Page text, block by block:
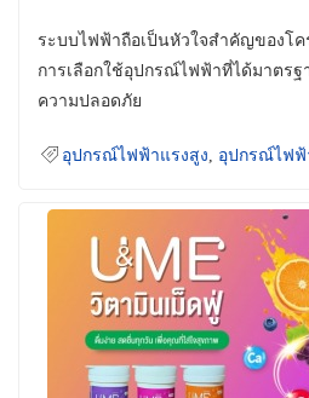
ระบบไฟฟ้าถือเป็นหัวใจสำคัญของโค
การเลือกใช้อุปกรณ์ไฟฟ้าที่ได้มาตร
ความปลอดภัย
อุปกรณ์ไฟฟ้าแรงสูง อุปกรณ์ไฟฟ้